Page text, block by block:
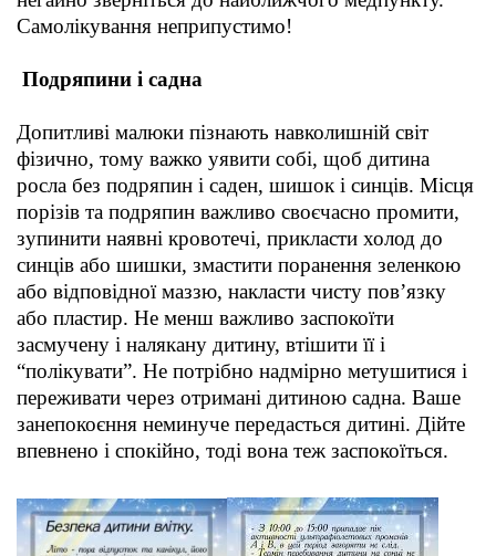
Самолікування неприпустимо!
Подряпини і садна
Допитливі малюки пізнають навколишній світ
фізично, тому важко уявити собі, щоб дитина
росла без подряпин і саден, шишок і синців. Місця
порізів та подряпин важливо своєчасно промити,
зупинити наявні кровотечі, прикласти холод до
синців або шишки, змастити поранення зеленкою
або відповідної маззю, накласти чисту пов’язку
або пластир. Не менш важливо заспокоїти
засмучену і налякану дитину, втішити її і
“полікувати”. Не потрібно надмірно метушитися і
переживати через отримані дитиною садна. Ваше
занепокоєння неминуче передасться дитині. Дійте
впевнено і спокійно, тоді вона теж заспокоїться.